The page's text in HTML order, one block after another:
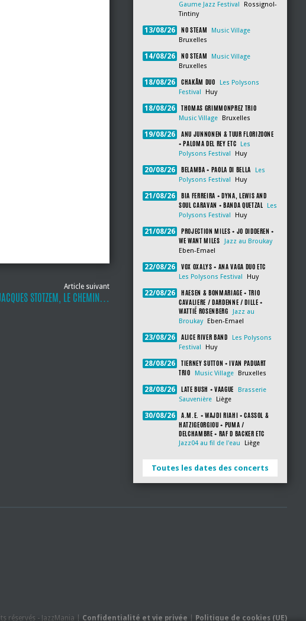
Article suivant
STOTZEM, LE CHEMIN…
Gaume Jazz Festival
Rossignol-
Tintiny
13/08/26 NO STEAM
Music Village
Bruxelles
14/08/26 NO STEAM
Music Village
Bruxelles
18/08/26 CHAKÂM DUO
Les Polysons
Festival
Huy
18/08/26 THOMAS GRIMMONPREZ TRIO
Music Village Bruxelles
19/08/26
ANU JUNNONEN & TUUR FLORIZOONE
+ PALOMA DEL REY ETC
Les
Polysons Festival
Huy
20/08/26 BELAMBA + PAOLA DI BELLA
Les
Polysons Festival
Huy
21/08/26
BIA FERREIRA + DYNA, LEWIS AND
SOUL CARAVAN + BANDA QUETZAL
Les
Polysons Festival
Huy
21/08/26
PROJECTION MILES + JO DIDDEREN +
WE WANT MILES
Jazz au Broukay
Eben-Emael
22/08/26 VOX OXALYS + ANA VAGA DUO ETC
Les Polysons Festival Huy
22/08/26
HAESEN & BONMARIAGE + TRIO
CAVALIERE / DARDENNE / DILLE +
WATTIÉ ROSENBERG
Jazz au
Broukay
Eben-Emael
23/08/26 ALICE RIVER BAND
Les Polysons
Festival
Huy
28/08/26
TIERNEY SUTTON + IVAN PADUART
TRIO
Music Village Bruxelles
28/08/26 LATE BUSH + VAAGUE
Brasserie
Sauvenière
Liège
30/08/26
A.M.E. + WAJDI RIAHI + CASSOL &
HATZIGEORGIOU + PUMA /
DELCHAMBRE + RAF D BACKER ETC
Jazz04 au fil de l'eau Liège
Toutes les dates des concerts
réservés - JazzMania | Confidentialité et vie privée Politique de cookies (UE)